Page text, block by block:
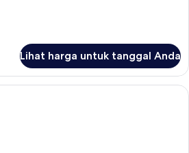
Lihat harga untuk tanggal Anda
Kamar Double Ekonomi | Tirai